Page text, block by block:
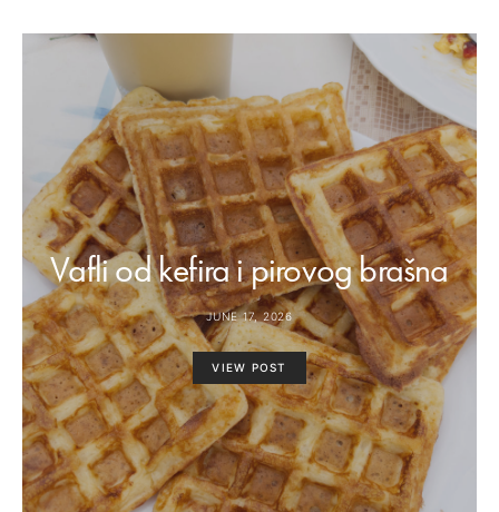
Vafli od kefira i pirovog brašna
JUNE 17, 2026
VIEW POST